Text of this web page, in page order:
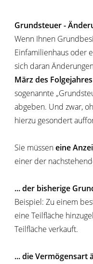
Grundsteuer -
Wenn Ihnen
Einfamilienhaus oder
sich daran
März des Folgejahres
sogenannte
abgeben. Und zwar,
hierzu gesondert
Sie müsseneine
einer der
... der bisherige
Beispiel: Zu einem
eine Teilfläche
Teilfläche verkauft.
... die Vermögensart